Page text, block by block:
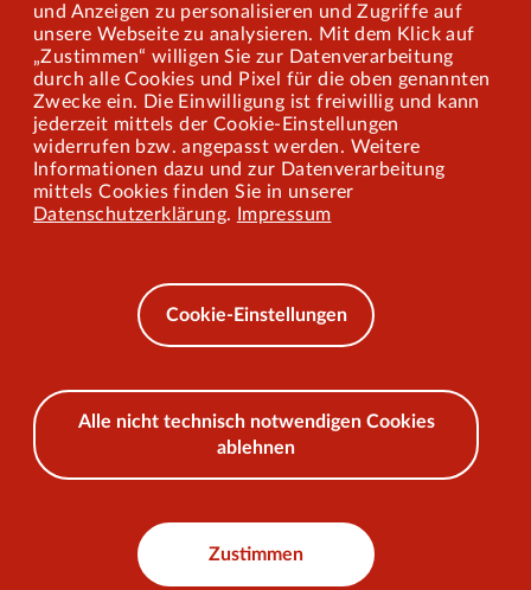
und Anzeigen zu personalisieren und Zugriffe auf
unsere Webseite zu analysieren. Mit dem Klick auf
„Zustimmen“ willigen Sie zur Datenverarbeitung
durch alle Cookies und Pixel für die oben genannten
Zwecke ein. Die Einwilligung ist freiwillig und kann
jederzeit mittels der Cookie-Einstellungen
widerrufen bzw. angepasst werden. Weitere
Informationen dazu und zur Datenverarbeitung
mittels Cookies finden Sie in unserer
Datenschutzerklärung. Impressum
Cookie-Einstellungen
Alle nicht technisch notwendigen Cookies
ablehnen
Zustimmen
Presse
Mitarbeiterportal
Barrierefreiheit
Mobilität lernen